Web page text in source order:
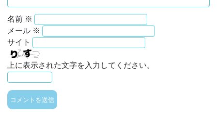
名前 ※
メール ※
サイト
上に表示された文字を入力してください。